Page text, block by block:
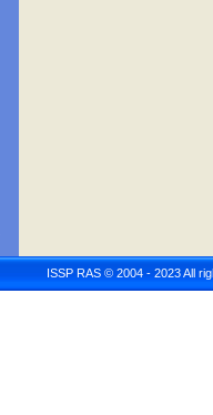
ISSP RAS © 2004 - 2023 All